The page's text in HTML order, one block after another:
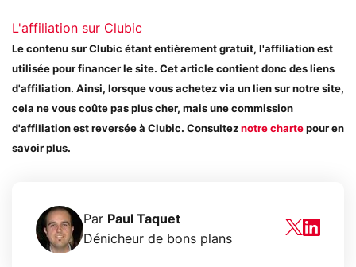
L'affiliation sur Clubic
Le contenu sur Clubic étant entièrement gratuit, l'affiliation est
utilisée pour financer le site. Cet article contient donc des liens
d'affiliation. Ainsi, lorsque vous achetez via un lien sur notre site,
cela ne vous coûte pas plus cher, mais une commission
d'affiliation est reversée à Clubic. Consultez notre charte pour en
savoir plus.
Par Paul Taquet
Dénicheur de bons plans